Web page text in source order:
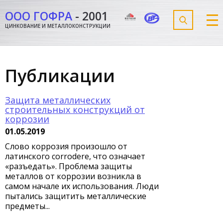
ООО ГОФРА - 2001
ЦИНКОВАНИЕ И МЕТАЛЛОКОНСТРУКЦИИ
Публикации
Защита металлических
строительных конструкций от
коррозии
01.05.2019
Слово коррозия произошло от
латинского corrodere, что означает
«разъедать». Проблема защиты
металлов от коррозии возникла в
самом начале их использования. Люди
пытались защитить металлические
предметы...